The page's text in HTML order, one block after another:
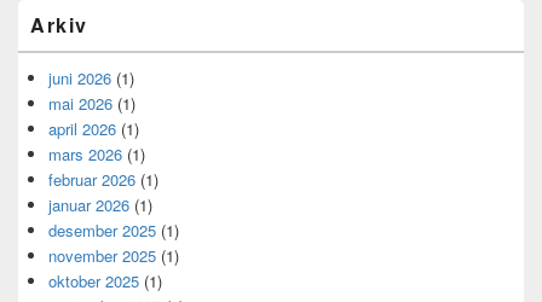
Arkiv
juni 2026 (1)
mai 2026 (1)
april 2026 (1)
mars 2026 (1)
februar 2026 (1)
januar 2026 (1)
desember 2025 (1)
november 2025 (1)
oktober 2025 (1)